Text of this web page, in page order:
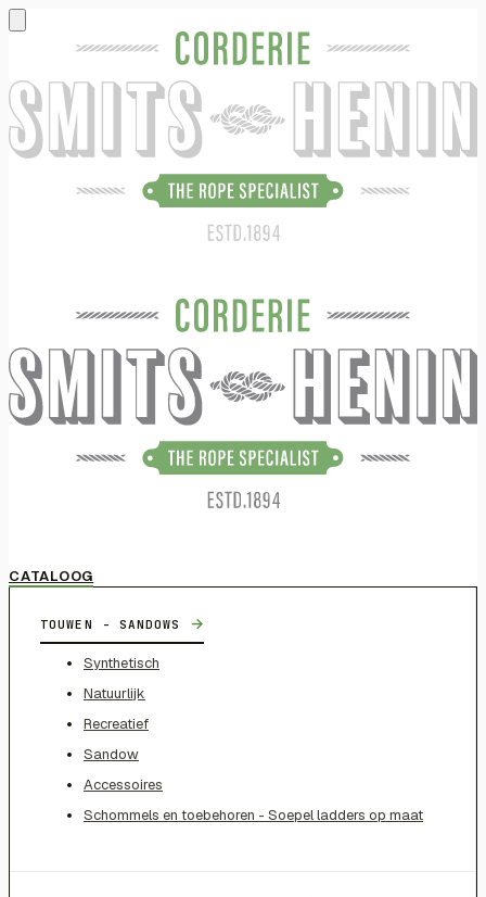
CATALOOG
TOUWEN - SANDOWS →
Synthetisch
Natuurlijk
Recreatief
Sandow
Accessoires
Schommels en toebehoren - Soepel ladders op maat